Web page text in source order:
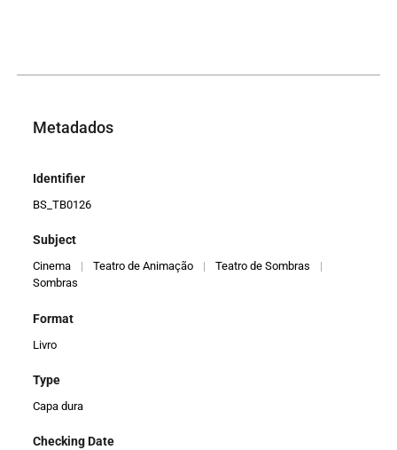
Metadados
Identifier
BS_TB0126
Subject
Cinema | Teatro de Animação | Teatro de Sombras
|
Sombras
Format
Livro
Type
Capa dura
Checking Date